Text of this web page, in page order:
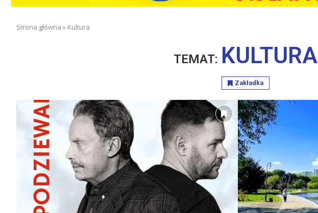
Strona główna » Kultura
TEMAT: KULTURA
Zakładka